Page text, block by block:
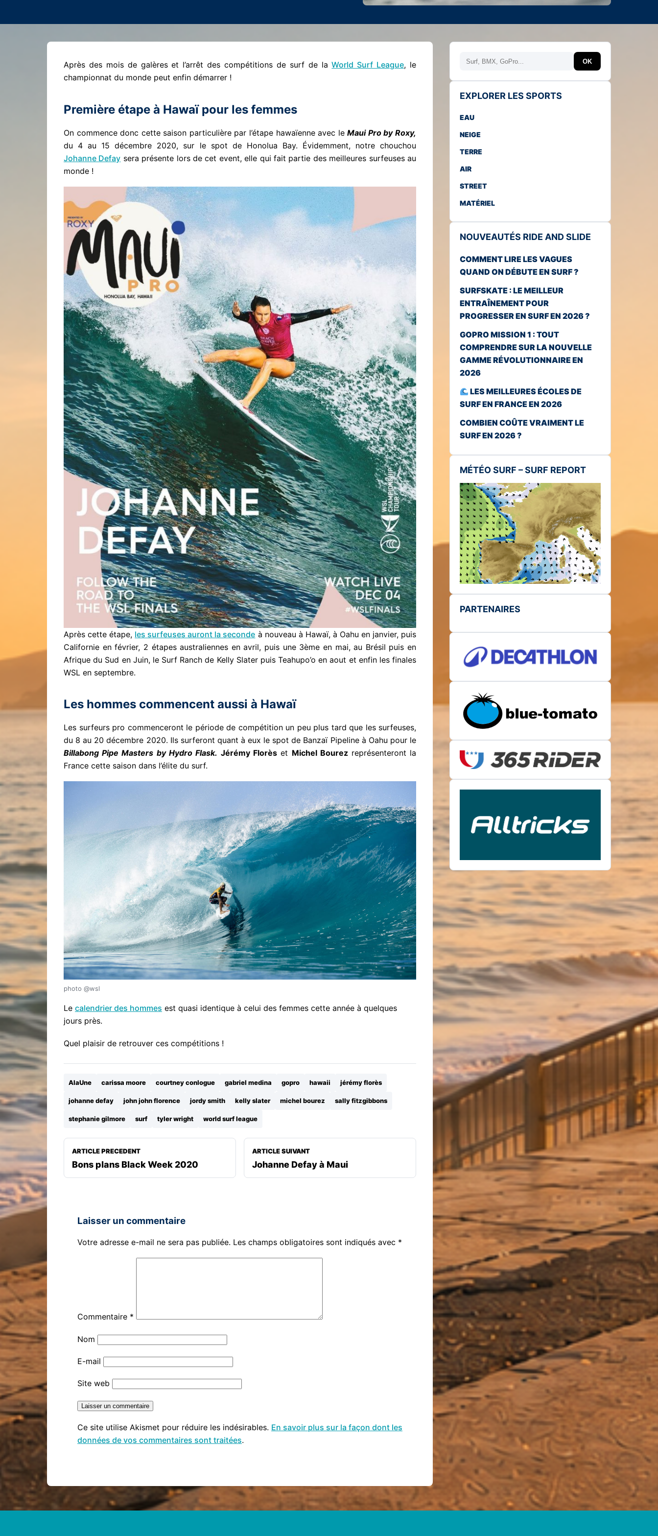
Après des mois de galères et l’arrêt des compétitions de surf de laWorld Surf League, le
championnat du monde peut enfin démarrer !
Première étape à Hawaï pour les femmes
On commence donc cette saison particulière par l’étape hawaïenne avec leMaui Pro by Roxy,
du 4 au 15 décembre 2020, sur le spot de Honolua Bay. Évidemment, notre chouchou
Johanne Defay sera présente lors de cet event, elle qui fait partie des meilleures surfeuses au
monde !
Après cette étape, les surfeuses auront la seconde à nouveau à Hawaï, à Oahu en janvier, puis
Californie en février, 2 étapes australiennes en avril, puis une 3ème en mai, au Brésil puis en
Afrique du Sud en Juin, le Surf Ranch de Kelly Slater puis Teahupo’o en aout et enfin les finales
WSL en septembre.
Les hommes commencent aussi à Hawaï
Les surfeurs pro commenceront le période de compétition un peu plus tard que les surfeuses,
du 8 au 20 décembre 2020. Ils surferont quant à eux le spot de Banzaï Pipeline à Oahu pour le
Billabong Pipe Masters by Hydro Flask. Jérémy Florès et Michel Bourezreprésenteront la
France cette saison dans l’élite du surf.
photo @wsl
Le calendrier des hommes est quasi identique à celui des femmes cette année à quelques
jours près.
Quel plaisir de retrouver ces compétitions !
AlaUne carissa moore courtney conlogue gabriel medina gopro hawaii jérémy florès
johanne defay john john florence jordy smith kelly slater michel bourez sally fitzgibbons
stephanie gilmore surf tyler wright world surf league
ARTICLE PRECEDENT
Bons plans Black Week 2020
ARTICLE SUIVANT
Johanne Defay à Maui
Laisser un commentaire
Votre adresse e-mail ne sera pas publiée. Les champs obligatoires sont indiqués avec *
Commentaire *
Nom
E-mail
Site web
Ce site utilise Akismet pour réduire les indésirables. En savoir plus sur la façon dont les
données de vos commentaires sont traitées.
Rechercher OK
EXPLORER LES SPORTS
EAU
NEIGE
TERRE
AIR
STREET
MATÉRIEL
NOUVEAUTÉS RIDE AND SLIDE
COMMENT LIRE LES VAGUES
QUAND ON DÉBUTE EN SURF ?
SURFSKATE : LE MEILLEUR
ENTRAÎNEMENT POUR
PROGRESSER EN SURF EN 2026 ?
GOPRO MISSION 1 : TOUT
COMPRENDRE SUR LA NOUVELLE
GAMME RÉVOLUTIONNAIRE EN
2026
LES MEILLEURES ÉCOLES DE
SURF EN FRANCE EN 2026
COMBIEN COÛTE VRAIMENT LE
SURF EN 2026 ?
MÉTÉO SURF – SURF REPORT
PARTENAIRES